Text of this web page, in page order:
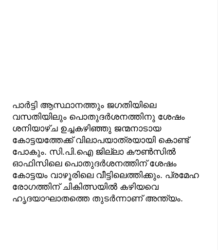
പാർട്ടി ആസ്ഥാനത്തും ജഗതിയിലെ
വസതിയിലും പൊതുദർശനത്തിനു ശേഷം
ശനിയാഴ്ച ഉച്ചകഴിഞ്ഞു ജന്മനാടായ
കോട്ടയത്തേക്ക് വിലാപയാത്രയായി കൊണ്ട്
പോകും. സി.പി.ഐ ജില്ലാ കൗണ്‍സില്‍
ഓഫിസിലെ പൊതുദര്‍ശനത്തിന് ശേഷം
കോട്ടയം വാഴൂരിലെ വീട്ടിലെത്തിക്കും. പ്രമേഹ
രോഗത്തിന് ചികിത്സയിൽ കഴിയവെ
ഹ‍ൃദയാഘാതത്തെ തുടർന്നാണ് അന്ത്യം.